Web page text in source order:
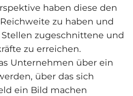
haben diese den
zu haben und
zugeschnittene und
zu erreichen.
Unternehmen über ein
über das sich
ein Bild machen